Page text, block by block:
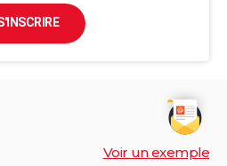
Voir un exemple